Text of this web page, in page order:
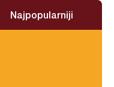
Najpopularniji